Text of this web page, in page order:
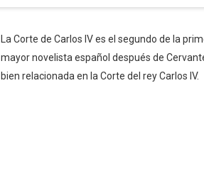
La Corte de Carlos IV es el segundo de la
mayor novelista español después de
bien relacionada en la Corte del rey Carlos IV.